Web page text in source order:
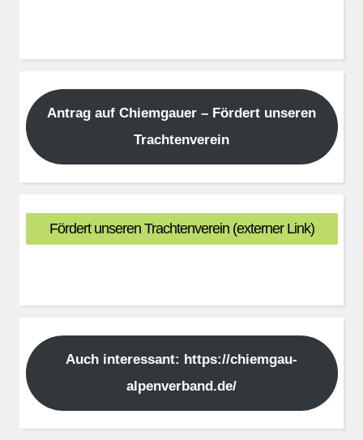
Antrag auf Chiemgauer – Fördert unseren
Trachtenverein
Fördert unseren Trachtenverein (externer Link)
Auch interessant: https://chiemgau-
alpenverband.de/